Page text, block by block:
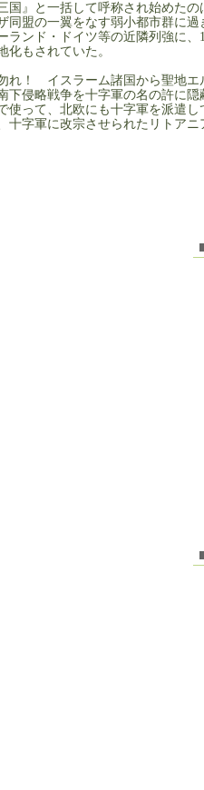
国』と一括して呼称され始めたの
同盟の一翼をなす弱小都市群に
ランド・ドイツ等の近隣列強に、
化もされていた。
れ！ イスラーム諸国から聖地エ
下侵略戦争を十字軍の名の許に
使って、北欧にも十字軍を派遣
十字軍に改宗させられたリトア